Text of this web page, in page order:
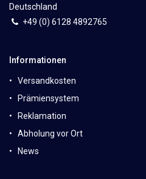
Deutschland
+49 (0) 6128 4892765
Informationen
Versandkosten
Prämiensystem
Reklamation
Abholung vor Ort
News